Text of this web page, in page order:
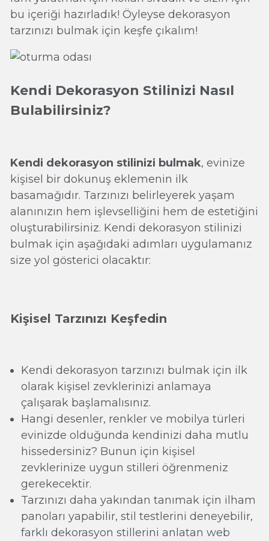
bu içeriği hazırladık! Öyleyse dekorasyon
tarzınızı bulmak için keşfe çıkalım!
Kendi Dekorasyon Stilinizi Nasıl
Bulabilirsiniz?
Kendi dekorasyon stilinizi bulmak, evinize
kişisel bir dokunuş eklemenin ilk
basamağıdır. Tarzınızı belirleyerek yaşam
alanınızın hem işlevselliğini hem de estetiğini
oluşturabilirsiniz. Kendi dekorasyon stilinizi
bulmak için aşağıdaki adımları uygulamanız
size yol gösterici olacaktır:
Kişisel Tarzınızı Keşfedin
Kendi dekorasyon tarzınızı bulmak için ilk
olarak kişisel zevklerinizi anlamaya
çalışarak başlamalısınız.
Hangi desenler, renkler ve mobilya türleri
evinizde olduğunda kendinizi daha mutlu
hissedersiniz? Bunun için kişisel
zevklerinize uygun stilleri öğrenmeniz
gerekecektir.
Tarzınızı daha yakından tanımak için ilham
panoları yapabilir, stil testlerini deneyebilir,
farklı dekorasyon stillerini anlatan web